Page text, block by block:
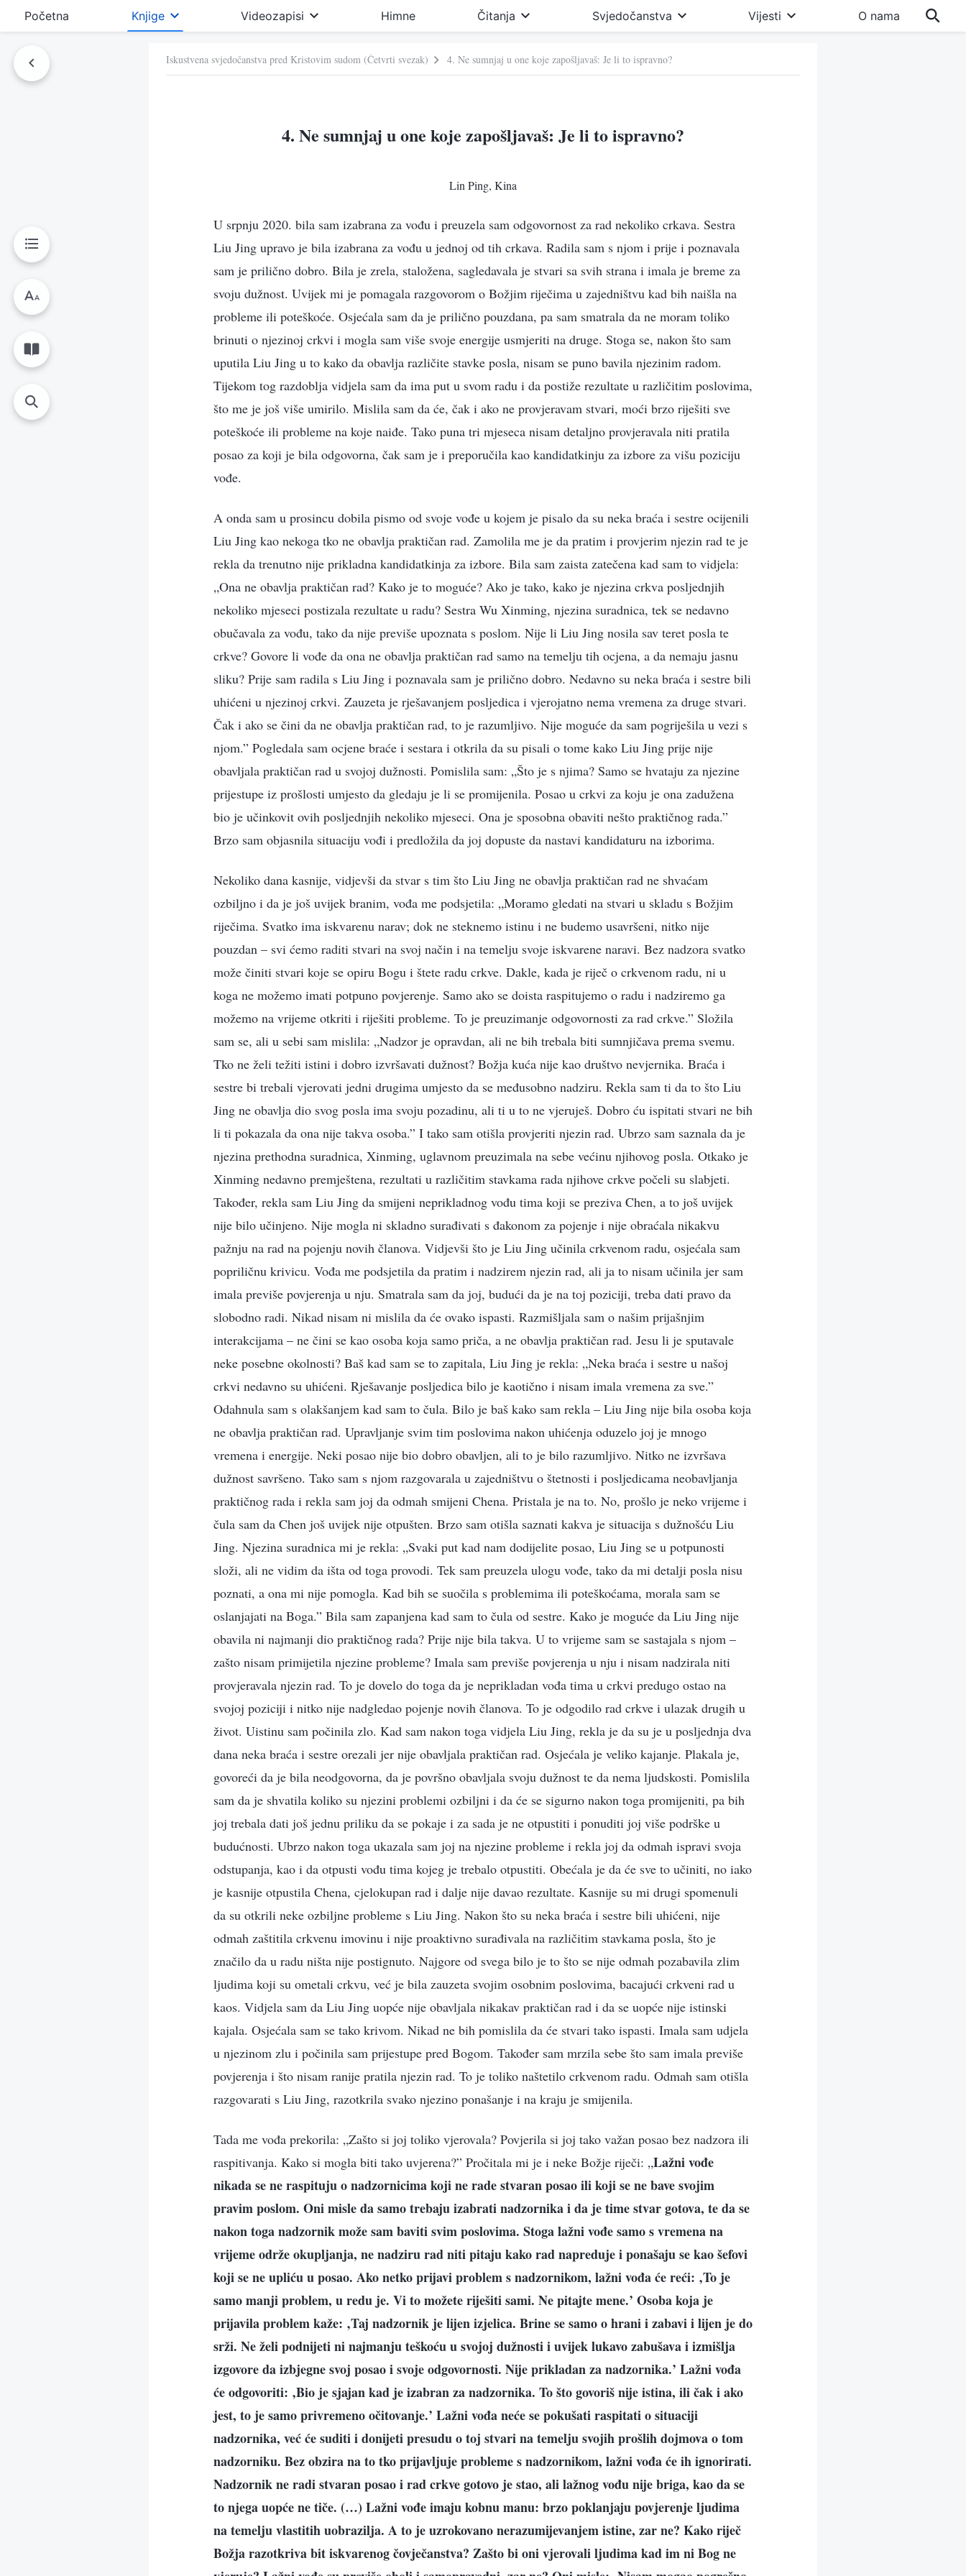
Početna Knjige Videozapisi Himne Čitanja Svjedočanstva Vijesti O nama
Iskustvena svjedočanstva pred Kristovim sudom (Četvrti svezak) 4. Ne sumnjaj u one koje zapošljavaš: Je li to ispravno?
4. Ne sumnjaj u one koje zapošljavaš: Je li to ispravno?
Lin Ping, Kina
U srpnju 2020. bila sam izabrana za vođu i preuzela sam odgovornost za rad nekoliko crkava. Sestra
Liu Jing upravo je bila izabrana za vođu u jednoj od tih crkava. Radila sam s njom i prije i poznavala
sam je prilično dobro. Bila je zrela, staložena, sagledavala je stvari sa svih strana i imala je breme za
svoju dužnost. Uvijek mi je pomagala razgovorom o Božjim riječima u zajedništvu kad bih naišla na
probleme ili poteškoće. Osjećala sam da je prilično pouzdana, pa sam smatrala da ne moram toliko
brinuti o njezinoj crkvi i mogla sam više svoje energije usmjeriti na druge. Stoga se, nakon što sam
uputila Liu Jing u to kako da obavlja različite stavke posla, nisam se puno bavila njezinim radom.
Tijekom tog razdoblja vidjela sam da ima put u svom radu i da postiže rezultate u različitim poslovima,
što me je još više umirilo. Mislila sam da će, čak i ako ne provjeravam stvari, moći brzo riješiti sve
poteškoće ili probleme na koje naiđe. Tako puna tri mjeseca nisam detaljno provjeravala niti pratila
posao za koji je bila odgovorna, čak sam je i preporučila kao kandidatkinju za izbore za višu poziciju
vođe.
A onda sam u prosincu dobila pismo od svoje vođe u kojem je pisalo da su neka braća i sestre ocijenili
Liu Jing kao nekoga tko ne obavlja praktičan rad. Zamolila me je da pratim i provjerim njezin rad te je
rekla da trenutno nije prikladna kandidatkinja za izbore. Bila sam zaista zatečena kad sam to vidjela:
„Ona ne obavlja praktičan rad? Kako je to moguće? Ako je tako, kako je njezina crkva posljednjih
nekoliko mjeseci postizala rezultate u radu? Sestra Wu Xinming, njezina suradnica, tek se nedavno
obučavala za vođu, tako da nije previše upoznata s poslom. Nije li Liu Jing nosila sav teret posla te
crkve? Govore li vođe da ona ne obavlja praktičan rad samo na temelju tih ocjena, a da nemaju jasnu
sliku? Prije sam radila s Liu Jing i poznavala sam je prilično dobro. Nedavno su neka braća i sestre bili
uhićeni u njezinoj crkvi. Zauzeta je rješavanjem posljedica i vjerojatno nema vremena za druge stvari.
Čak i ako se čini da ne obavlja praktičan rad, to je razumljivo. Nije moguće da sam pogriješila u vezi s
njom.” Pogledala sam ocjene braće i sestara i otkrila da su pisali o tome kako Liu Jing prije nije
obavljala praktičan rad u svojoj dužnosti. Pomislila sam: „Što je s njima? Samo se hvataju za njezine
prijestupe iz prošlosti umjesto da gledaju je li se promijenila. Posao u crkvi za koju je ona zadužena
bio je učinkovit ovih posljednjih nekoliko mjeseci. Ona je sposobna obaviti nešto praktičnog rada.”
Brzo sam objasnila situaciju vođi i predložila da joj dopuste da nastavi kandidaturu na izborima.
Nekoliko dana kasnije, vidjevši da stvar s tim što Liu Jing ne obavlja praktičan rad ne shvaćam
ozbiljno i da je još uvijek branim, vođa me podsjetila: „Moramo gledati na stvari u skladu s Božjim
riječima. Svatko ima iskvarenu narav; dok ne steknemo istinu i ne budemo usavršeni, nitko nije
pouzdan – svi ćemo raditi stvari na svoj način i na temelju svoje iskvarene naravi. Bez nadzora svatko
može činiti stvari koje se opiru Bogu i štete radu crkve. Dakle, kada je riječ o crkvenom radu, ni u
koga ne možemo imati potpuno povjerenje. Samo ako se doista raspitujemo o radu i nadziremo ga
možemo na vrijeme otkriti i riješiti probleme. To je preuzimanje odgovornosti za rad crkve.” Složila
sam se, ali u sebi sam mislila: „Nadzor je opravdan, ali ne bih trebala biti sumnjičava prema svemu.
Tko ne želi težiti istini i dobro izvršavati dužnost? Božja kuća nije kao društvo nevjernika. Braća i
sestre bi trebali vjerovati jedni drugima umjesto da se međusobno nadziru. Rekla sam ti da to što Liu
Jing ne obavlja dio svog posla ima svoju pozadinu, ali ti u to ne vjeruješ. Dobro ću ispitati stvari ne bih
li ti pokazala da ona nije takva osoba.” I tako sam otišla provjeriti njezin rad. Ubrzo sam saznala da je
njezina prethodna suradnica, Xinming, uglavnom preuzimala na sebe većinu njihovog posla. Otkako je
Xinming nedavno premještena, rezultati u različitim stavkama rada njihove crkve počeli su slabjeti.
Također, rekla sam Liu Jing da smijeni neprikladnog vođu tima koji se preziva Chen, a to još uvijek
nije bilo učinjeno. Nije mogla ni skladno surađivati s đakonom za pojenje i nije obraćala nikakvu
pažnju na rad na pojenju novih članova. Vidjevši što je Liu Jing učinila crkvenom radu, osjećala sam
popriličnu krivicu. Vođa me podsjetila da pratim i nadzirem njezin rad, ali ja to nisam učinila jer sam
imala previše povjerenja u nju. Smatrala sam da joj, budući da je na toj poziciji, treba dati pravo da
slobodno radi. Nikad nisam ni mislila da će ovako ispasti. Razmišljala sam o našim prijašnjim
interakcijama – ne čini se kao osoba koja samo priča, a ne obavlja praktičan rad. Jesu li je sputavale
neke posebne okolnosti? Baš kad sam se to zapitala, Liu Jing je rekla: „Neka braća i sestre u našoj
crkvi nedavno su uhićeni. Rješavanje posljedica bilo je kaotično i nisam imala vremena za sve.”
Odahnula sam s olakšanjem kad sam to čula. Bilo je baš kako sam rekla – Liu Jing nije bila osoba koja
ne obavlja praktičan rad. Upravljanje svim tim poslovima nakon uhićenja oduzelo joj je mnogo
vremena i energije. Neki posao nije bio dobro obavljen, ali to je bilo razumljivo. Nitko ne izvršava
dužnost savršeno. Tako sam s njom razgovarala u zajedništvu o štetnosti i posljedicama neobavljanja
praktičnog rada i rekla sam joj da odmah smijeni Chena. Pristala je na to. No, prošlo je neko vrijeme i
čula sam da Chen još uvijek nije otpušten. Brzo sam otišla saznati kakva je situacija s dužnošću Liu
Jing. Njezina suradnica mi je rekla: „Svaki put kad nam dodijelite posao, Liu Jing se u potpunosti
složi, ali ne vidim da išta od toga provodi. Tek sam preuzela ulogu vođe, tako da mi detalji posla nisu
poznati, a ona mi nije pomogla. Kad bih se suočila s problemima ili poteškoćama, morala sam se
oslanjajati na Boga.” Bila sam zapanjena kad sam to čula od sestre. Kako je moguće da Liu Jing nije
obavila ni najmanji dio praktičnog rada? Prije nije bila takva. U to vrijeme sam se sastajala s njom –
zašto nisam primijetila njezine probleme? Imala sam previše povjerenja u nju i nisam nadzirala niti
provjeravala njezin rad. To je dovelo do toga da je neprikladan vođa tima u crkvi predugo ostao na
svojoj poziciji i nitko nije nadgledao pojenje novih članova. To je odgodilo rad crkve i ulazak drugih u
život. Uistinu sam počinila zlo. Kad sam nakon toga vidjela Liu Jing, rekla je da su je u posljednja dva
dana neka braća i sestre orezali jer nije obavljala praktičan rad. Osjećala je veliko kajanje. Plakala je,
govoreći da je bila neodgovorna, da je površno obavljala svoju dužnost te da nema ljudskosti. Pomislila
sam da je shvatila koliko su njezini problemi ozbiljni i da će se sigurno nakon toga promijeniti, pa bih
joj trebala dati još jednu priliku da se pokaje i za sada je ne otpustiti i ponuditi joj više podrške u
budućnosti. Ubrzo nakon toga ukazala sam joj na njezine probleme i rekla joj da odmah ispravi svoja
odstupanja, kao i da otpusti vođu tima kojeg je trebalo otpustiti. Obećala je da će sve to učiniti, no iako
je kasnije otpustila Chena, cjelokupan rad i dalje nije davao rezultate. Kasnije su mi drugi spomenuli
da su otkrili neke ozbiljne probleme s Liu Jing. Nakon što su neka braća i sestre bili uhićeni, nije
odmah zaštitila crkvenu imovinu i nije proaktivno surađivala na različitim stavkama posla, što je
značilo da u radu ništa nije postignuto. Najgore od svega bilo je to što se nije odmah pozabavila zlim
ljudima koji su ometali crkvu, već je bila zauzeta svojim osobnim poslovima, bacajući crkveni rad u
kaos. Vidjela sam da Liu Jing uopće nije obavljala nikakav praktičan rad i da se uopće nije istinski
kajala. Osjećala sam se tako krivom. Nikad ne bih pomislila da će stvari tako ispasti. Imala sam udjela
u njezinom zlu i počinila sam prijestupe pred Bogom. Također sam mrzila sebe što sam imala previše
povjerenja i što nisam ranije pratila njezin rad. To je toliko naštetilo crkvenom radu. Odmah sam otišla
razgovarati s Liu Jing, razotkrila svako njezino ponašanje i na kraju je smijenila.
Tada me vođa prekorila: „Zašto si joj toliko vjerovala? Povjerila si joj tako važan posao bez nadzora ili
raspitivanja. Kako si mogla biti tako uvjerena?” Pročitala mi je i neke Božje riječi: „Lažni vođe
nikada se ne raspituju o nadzornicima koji ne rade stvaran posao ili koji se ne bave svojim
pravim poslom. Oni misle da samo trebaju izabrati nadzornika i da je time stvar gotova, te da se
nakon toga nadzornik može sam baviti svim poslovima. Stoga lažni vođe samo s vremena na
vrijeme održe okupljanja, ne nadziru rad niti pitaju kako rad napreduje i ponašaju se kao šefovi
koji se ne upliću u posao. Ako netko prijavi problem s nadzornikom, lažni vođa će reći: ‚To je
samo manji problem, u redu je. Vi to možete riješiti sami. Ne pitajte mene.’ Osoba koja je
prijavila problem kaže: ‚Taj nadzornik je lijen izjelica. Brine se samo o hrani i zabavi i lijen je do
srži. Ne želi podnijeti ni najmanju teškoću u svojoj dužnosti i uvijek lukavo zabušava i izmišlja
izgovore da izbjegne svoj posao i svoje odgovornosti. Nije prikladan za nadzornika.’ Lažni vođa
će odgovoriti: ‚Bio je sjajan kad je izabran za nadzornika. To što govoriš nije istina, ili čak i ako
jest, to je samo privremeno očitovanje.’ Lažni vođa neće se pokušati raspitati o situaciji
nadzornika, već će suditi i donijeti presudu o toj stvari na temelju svojih prošlih dojmova o tom
nadzorniku. Bez obzira na to tko prijavljuje probleme s nadzornikom, lažni vođa će ih ignorirati.
Nadzornik ne radi stvaran posao i rad crkve gotovo je stao, ali lažnog vođu nije briga, kao da se
to njega uopće ne tiče. (…) Lažni vođe imaju kobnu manu: brzo poklanjaju povjerenje ljudima
na temelju vlastitih uobrazilja. A to je uzrokovano nerazumijevanjem istine, zar ne? Kako riječ
Božja razotkriva bit iskvarenog čovječanstva? Zašto bi oni vjerovali ljudima kad im ni Bog ne